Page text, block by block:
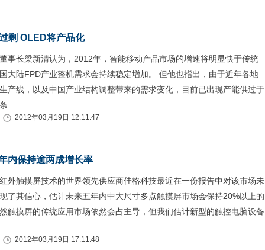
剩 OLED将产品化
事长梁新清认为，2012年，智能移动产品市场的增速将明显快于传统
大陆FPD产业整机需求会持续稳定增加。 但他也指出，由于近年各地
产线，以及中国产业结构调整带来的需求变化，目前已出现产能供过于
2012年03月19日 12:11:47
内保持逾两成增长率
外触摸屏技术的世界领先供应商佳格科技最近在一份报告中对该市场未
了其信心，估计未来五年内中大尺寸多点触摸屏市场会保持20%以上的
触摸屏的传统应用市场依然会占主导，但我们估计新型的触控电脑设备
2012年03月19日 17:11:48